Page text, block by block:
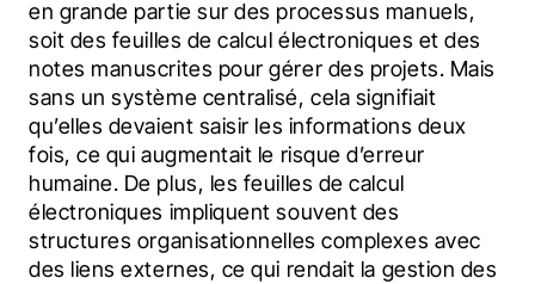
en grande partie sur des processus manuels,
soit des feuilles de calcul électroniques et des
notes manuscrites pour gérer des projets. Mais
sans un système centralisé, cela signifiait
qu’elles devaient saisir les informations deux
fois, ce qui augmentait le risque d’erreur
humaine. De plus, les feuilles de calcul
électroniques impliquent souvent des
structures organisationnelles complexes avec
des liens externes, ce qui rendait la gestion des